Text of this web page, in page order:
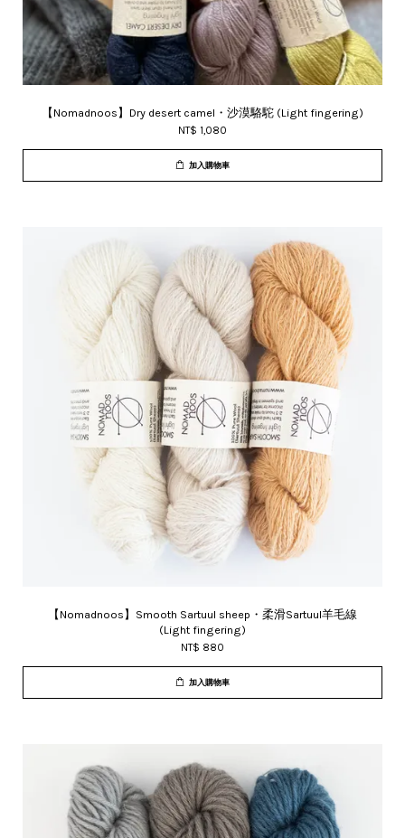
【Nomadnoos】Dry desert camel・沙漠駱駝 (Light fingering)
NT$ 1,080
加入購物車
【Nomadnoos】Smooth Sartuul sheep・柔滑Sartuul羊毛線
(Light fingering)
NT$ 880
加入購物車